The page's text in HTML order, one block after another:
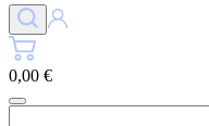
0,00 €